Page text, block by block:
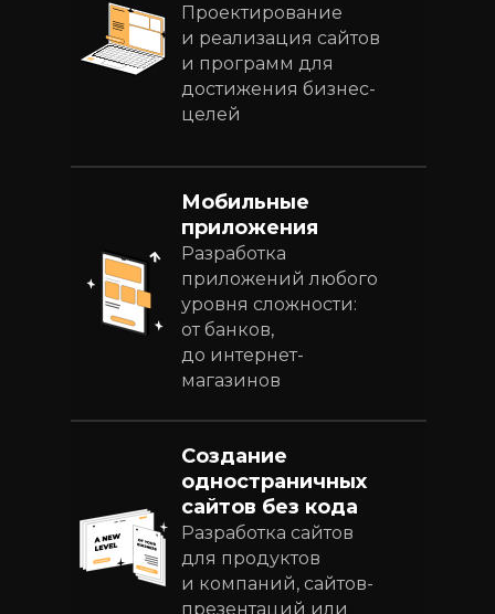
Проектирование
и реализация сайтов
и программ для
достижения бизнес-
целей
Мобильные
приложения
Разработка
приложений любого
уровня сложности:
от банков,
до интернет-
магазинов
Создание
одностраничных
сайтов без кода
Разработка сайтов
для продуктов
и компаний, сайтов-
презентаций или